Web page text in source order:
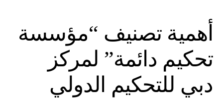
أهمية تصنيف “مؤسسة
تحكيم دائمة” لمركز
دبي للتحكيم الدولي